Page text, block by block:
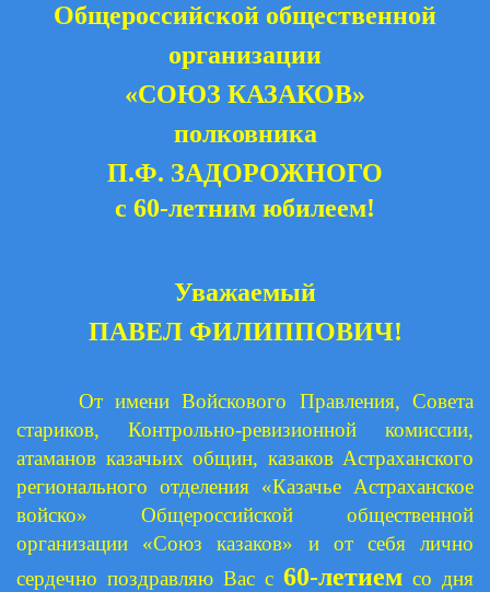
Общероссийской общественной
организации
«СОЮЗ КАЗАКОВ»
полковника
П.Ф. ЗАДОРОЖНОГО
с 60-летним юбилеем!
Уважаемый
ПАВЕЛ ФИЛИППОВИЧ!
От имени Войскового Правления, Совета
стариков, Контрольно-ревизионной комиссии,
атаманов казачьих общин, казаков Астраханского
регионального отделения «Казачье Астраханское
войско» Общероссийской общественной
организации «Союз казаков» и от себя лично
сердечно поздравляю Вас с 60-летием со дня